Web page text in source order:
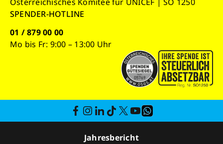
SPENDER-HOTLINE
01 / 879 00 00
Mo bis Fr: 9:00 – 13:00 Uhr
Jahresbericht